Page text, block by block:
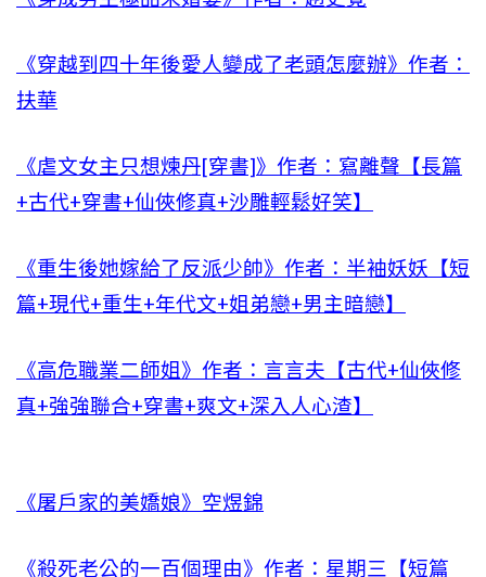
《穿越到四十年後愛人變成了老頭怎麼辦》作者：
扶華
《虐文女主只想煉丹[穿書]》作者：寫離聲【長篇
+古代+穿書+仙俠修真+沙雕輕鬆好笑】
《重生後她嫁給了反派少帥》作者：半袖妖妖【短
篇+現代+重生+年代文+姐弟戀+男主暗戀】
《高危職業二師姐》作者：言言夫【古代+仙俠修
真+強強聯合+穿書+爽文+深入人心渣】
《屠戶家的美嬌娘》空煜錦
《殺死老公的一百個理由》作者：星期三【短篇